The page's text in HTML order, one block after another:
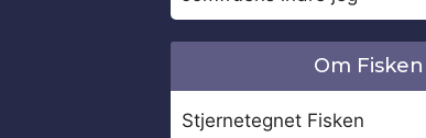
Om Fisken
Stjernetegnet Fisken